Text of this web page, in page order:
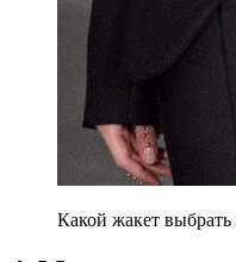
Какой жакет